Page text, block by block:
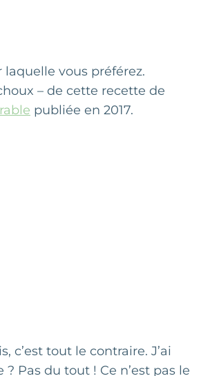
vous préférez.
– de cette recette de
publiée en 2017.
c’est tout le contraire. J’ai
Pas du tout ! Ce n’est pas le